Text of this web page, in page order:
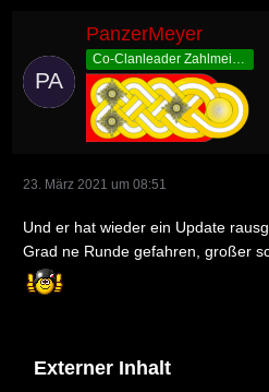
PanzerMeyer
Co-Clanleader Zahlmeister
23. März 2021 um 08:51
Und er hat wieder ein Update
Grad ne Runde gefahren, großer
Externer Inhalt